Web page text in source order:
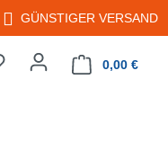
GÜNSTIGER VERSAND
0,00 €
Warenkorb